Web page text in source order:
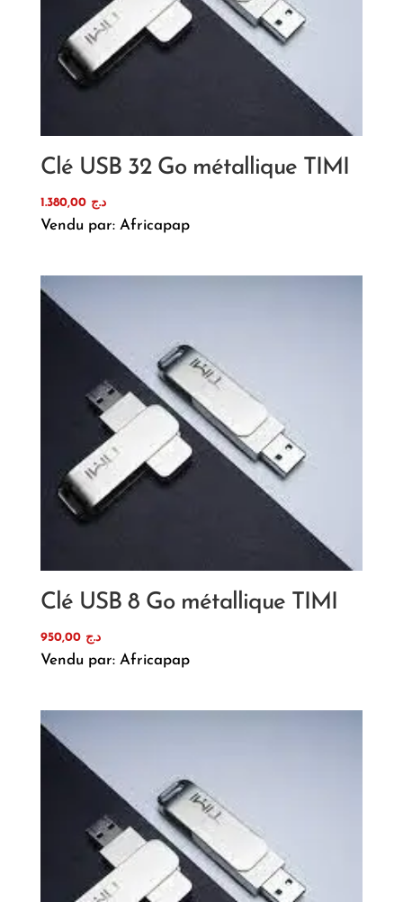
Clé USB 32 Go métallique TIMI
د.ج 1.380,00
Vendu par: Africapap
Clé USB 8 Go métallique TIMI
د.ج 950,00
Vendu par: Africapap